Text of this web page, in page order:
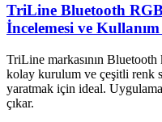
TriLine Bluetooth
İncelemesi ve
TriLine markasının
kolay kurulum ve çeşitli renk
yaratmak için ideal.
çıkar.